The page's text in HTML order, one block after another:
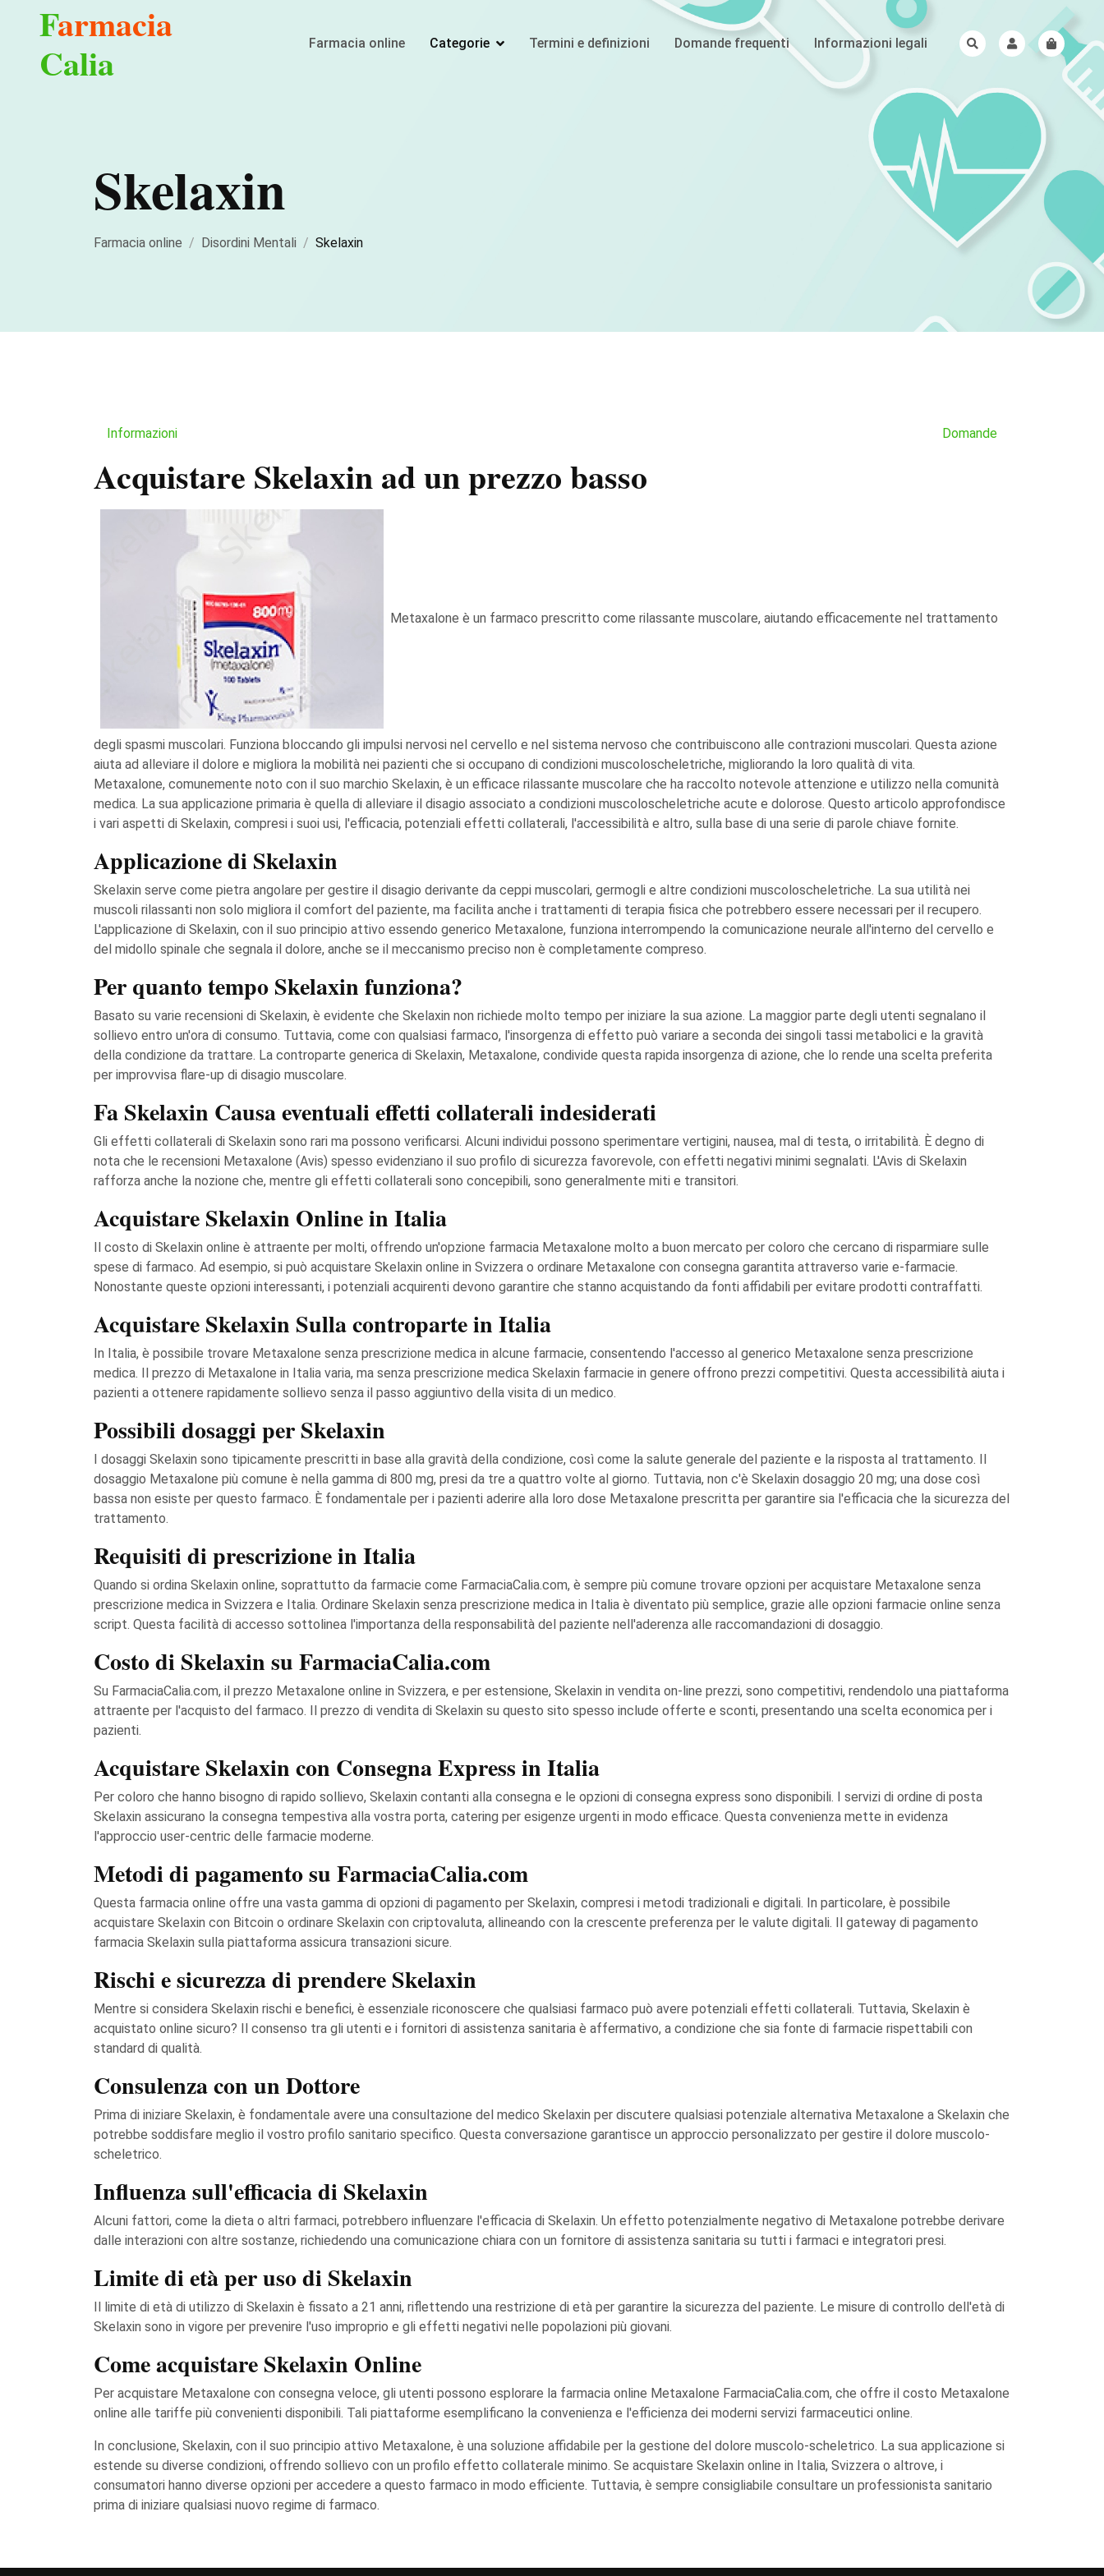
Farmacia
Calia
Farmacia online Categorie Termini e definizioni Domande frequenti Informazioni legali
Skelaxin
Farmacia online Disordini Mentali Skelaxin
Informazioni Domande
Acquistare Skelaxin ad un prezzo basso
Metaxalone è un farmaco prescritto come rilassante muscolare, aiutando efficacemente nel trattamento
degli spasmi muscolari. Funziona bloccando gli impulsi nervosi nel cervello e nel sistema nervoso che contribuiscono alle contrazioni muscolari. Questa azione
aiuta ad alleviare il dolore e migliora la mobilità nei pazienti che si occupano di condizioni muscoloscheletriche, migliorando la loro qualità di vita.
Metaxalone, comunemente noto con il suo marchio Skelaxin, è un efficace rilassante muscolare che ha raccolto notevole attenzione e utilizzo nella comunità
medica. La sua applicazione primaria è quella di alleviare il disagio associato a condizioni muscoloscheletriche acute e dolorose. Questo articolo approfondisce
i vari aspetti di Skelaxin, compresi i suoi usi, l'efficacia, potenziali effetti collaterali, l'accessibilità e altro, sulla base di una serie di parole chiave fornite.
Applicazione di Skelaxin
Skelaxin serve come pietra angolare per gestire il disagio derivante da ceppi muscolari, germogli e altre condizioni muscoloscheletriche. La sua utilità nei
muscoli rilassanti non solo migliora il comfort del paziente, ma facilita anche i trattamenti di terapia fisica che potrebbero essere necessari per il recupero.
L'applicazione di Skelaxin, con il suo principio attivo essendo generico Metaxalone, funziona interrompendo la comunicazione neurale all'interno del cervello e
del midollo spinale che segnala il dolore, anche se il meccanismo preciso non è completamente compreso.
Per quanto tempo Skelaxin funziona?
Basato su varie recensioni di Skelaxin, è evidente che Skelaxin non richiede molto tempo per iniziare la sua azione. La maggior parte degli utenti segnalano il
sollievo entro un'ora di consumo. Tuttavia, come con qualsiasi farmaco, l'insorgenza di effetto può variare a seconda dei singoli tassi metabolici e la gravità
della condizione da trattare. La controparte generica di Skelaxin, Metaxalone, condivide questa rapida insorgenza di azione, che lo rende una scelta preferita
per improvvisa flare-up di disagio muscolare.
Fa Skelaxin Causa eventuali effetti collaterali indesiderati
Gli effetti collaterali di Skelaxin sono rari ma possono verificarsi. Alcuni individui possono sperimentare vertigini, nausea, mal di testa, o irritabilità. È degno di
nota che le recensioni Metaxalone (Avis) spesso evidenziano il suo profilo di sicurezza favorevole, con effetti negativi minimi segnalati. L'Avis di Skelaxin
rafforza anche la nozione che, mentre gli effetti collaterali sono concepibili, sono generalmente miti e transitori.
Acquistare Skelaxin Online in Italia
Il costo di Skelaxin online è attraente per molti, offrendo un'opzione farmacia Metaxalone molto a buon mercato per coloro che cercano di risparmiare sulle
spese di farmaco. Ad esempio, si può acquistare Skelaxin online in Svizzera o ordinare Metaxalone con consegna garantita attraverso varie e-farmacie.
Nonostante queste opzioni interessanti, i potenziali acquirenti devono garantire che stanno acquistando da fonti affidabili per evitare prodotti contraffatti.
Acquistare Skelaxin Sulla controparte in Italia
In Italia, è possibile trovare Metaxalone senza prescrizione medica in alcune farmacie, consentendo l'accesso al generico Metaxalone senza prescrizione
medica. Il prezzo di Metaxalone in Italia varia, ma senza prescrizione medica Skelaxin farmacie in genere offrono prezzi competitivi. Questa accessibilità aiuta i
pazienti a ottenere rapidamente sollievo senza il passo aggiuntivo della visita di un medico.
Possibili dosaggi per Skelaxin
I dosaggi Skelaxin sono tipicamente prescritti in base alla gravità della condizione, così come la salute generale del paziente e la risposta al trattamento. Il
dosaggio Metaxalone più comune è nella gamma di 800 mg, presi da tre a quattro volte al giorno. Tuttavia, non c'è Skelaxin dosaggio 20 mg; una dose così
bassa non esiste per questo farmaco. È fondamentale per i pazienti aderire alla loro dose Metaxalone prescritta per garantire sia l'efficacia che la sicurezza del
trattamento.
Requisiti di prescrizione in Italia
Quando si ordina Skelaxin online, soprattutto da farmacie come FarmaciaCalia.com, è sempre più comune trovare opzioni per acquistare Metaxalone senza
prescrizione medica in Svizzera e Italia. Ordinare Skelaxin senza prescrizione medica in Italia è diventato più semplice, grazie alle opzioni farmacie online senza
script. Questa facilità di accesso sottolinea l'importanza della responsabilità del paziente nell'aderenza alle raccomandazioni di dosaggio.
Costo di Skelaxin su FarmaciaCalia.com
Su FarmaciaCalia.com, il prezzo Metaxalone online in Svizzera, e per estensione, Skelaxin in vendita on-line prezzi, sono competitivi, rendendolo una piattaforma
attraente per l'acquisto del farmaco. Il prezzo di vendita di Skelaxin su questo sito spesso include offerte e sconti, presentando una scelta economica per i
pazienti.
Acquistare Skelaxin con Consegna Express in Italia
Per coloro che hanno bisogno di rapido sollievo, Skelaxin contanti alla consegna e le opzioni di consegna express sono disponibili. I servizi di ordine di posta
Skelaxin assicurano la consegna tempestiva alla vostra porta, catering per esigenze urgenti in modo efficace. Questa convenienza mette in evidenza
l'approccio user-centric delle farmacie moderne.
Metodi di pagamento su FarmaciaCalia.com
Questa farmacia online offre una vasta gamma di opzioni di pagamento per Skelaxin, compresi i metodi tradizionali e digitali. In particolare, è possibile
acquistare Skelaxin con Bitcoin o ordinare Skelaxin con criptovaluta, allineando con la crescente preferenza per le valute digitali. Il gateway di pagamento
farmacia Skelaxin sulla piattaforma assicura transazioni sicure.
Rischi e sicurezza di prendere Skelaxin
Mentre si considera Skelaxin rischi e benefici, è essenziale riconoscere che qualsiasi farmaco può avere potenziali effetti collaterali. Tuttavia, Skelaxin è
acquistato online sicuro? Il consenso tra gli utenti e i fornitori di assistenza sanitaria è affermativo, a condizione che sia fonte di farmacie rispettabili con
standard di qualità.
Consulenza con un Dottore
Prima di iniziare Skelaxin, è fondamentale avere una consultazione del medico Skelaxin per discutere qualsiasi potenziale alternativa Metaxalone a Skelaxin che
potrebbe soddisfare meglio il vostro profilo sanitario specifico. Questa conversazione garantisce un approccio personalizzato per gestire il dolore muscolo-
scheletrico.
Influenza sull'efficacia di Skelaxin
Alcuni fattori, come la dieta o altri farmaci, potrebbero influenzare l'efficacia di Skelaxin. Un effetto potenzialmente negativo di Metaxalone potrebbe derivare
dalle interazioni con altre sostanze, richiedendo una comunicazione chiara con un fornitore di assistenza sanitaria su tutti i farmaci e integratori presi.
Limite di età per uso di Skelaxin
Il limite di età di utilizzo di Skelaxin è fissato a 21 anni, riflettendo una restrizione di età per garantire la sicurezza del paziente. Le misure di controllo dell'età di
Skelaxin sono in vigore per prevenire l'uso improprio e gli effetti negativi nelle popolazioni più giovani.
Come acquistare Skelaxin Online
Per acquistare Metaxalone con consegna veloce, gli utenti possono esplorare la farmacia online Metaxalone FarmaciaCalia.com, che offre il costo Metaxalone
online alle tariffe più convenienti disponibili. Tali piattaforme esemplificano la convenienza e l'efficienza dei moderni servizi farmaceutici online.
In conclusione, Skelaxin, con il suo principio attivo Metaxalone, è una soluzione affidabile per la gestione del dolore muscolo-scheletrico. La sua applicazione si
estende su diverse condizioni, offrendo sollievo con un profilo effetto collaterale minimo. Se acquistare Skelaxin online in Italia, Svizzera o altrove, i
consumatori hanno diverse opzioni per accedere a questo farmaco in modo efficiente. Tuttavia, è sempre consigliabile consultare un professionista sanitario
prima di iniziare qualsiasi nuovo regime di farmaco.